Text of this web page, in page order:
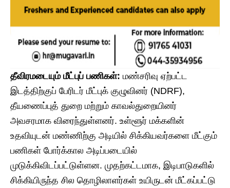
தீவிரமடையும் மீட்புப் பணிகள்: மண்சரிவு ஏற்பட்ட
இடத்திற்குப் பேரிடர் மீட்புக் குழுவினர் (NDRF),
தீயணைப்புத் துறை மற்றும் காவல்துறையினர்
அவசரமாக விரைந்துள்ளனர். உள்ளூர் மக்களின்
உதவியுடன் மண்ணிற்கு அடியில் சிக்கியவர்களை மீட்கும்
பணிகள் போர்க்கால அடிப்படையில்
முடுக்கிவிடப்பட்டுள்ளன. முதற்கட்டமாக, இடிபாடுகளில்
சிக்கியிருந்த சில தொழிலாளர்கள் உயிருடன் மீட்கப்பட்டு